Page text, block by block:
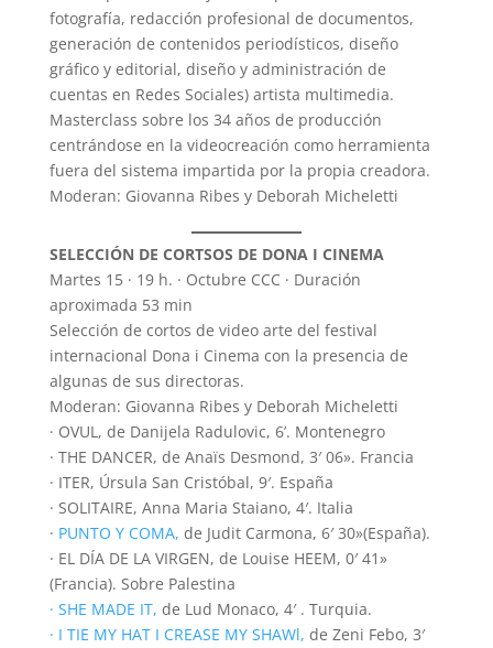
fotografía, redacción profesional de documentos,
generación de contenidos periodísticos, diseño
gráfico y editorial, diseño y administración de
cuentas en Redes Sociales) artista multimedia.
Masterclass sobre los 34 años de producción
centrándose en la videocreación como herramienta
fuera del sistema impartida por la propia creadora.
Moderan: Giovanna Ribes y Deborah Micheletti
SELECCIÓN DE CORTSOS DE DONA I CINEMA
Martes 15 · 19 h. · Octubre CCC · Duración
aproximada 53 min
Selección de cortos de video arte del festival
internacional Dona i Cinema con la presencia de
algunas de sus directoras.
Moderan: Giovanna Ribes y Deborah Micheletti
· OVUL, de Danijela Radulovic, 6’. Montenegro
· THE DANCER, de Anaïs Desmond, 3′ 06». Francia
· ITER, Úrsula San Cristóbal, 9′. España
· SOLITAIRE, Anna Maria Staiano, 4′. Italia
· PUNTO Y COMA, de Judit Carmona, 6′ 30»(España).
· EL DÍA DE LA VIRGEN, de Louise HEEM, 0′ 41»
(Francia). Sobre Palestina
· SHE MADE IT, de Lud Monaco, 4′ . Turquia.
· I TIE MY HAT I CREASE MY SHAWl, de Zeni Febo, 3′